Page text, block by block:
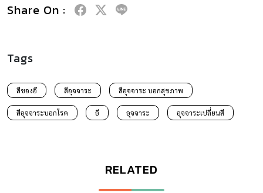
Share On :
Tags
สีของอึ สีอุจจาระ สีอุจจาระ บอกสุขภาพ
สีอุจจาระบอกโรค อึ อุจจาระ อุจจาระเปลี่ยนสี
RELATED